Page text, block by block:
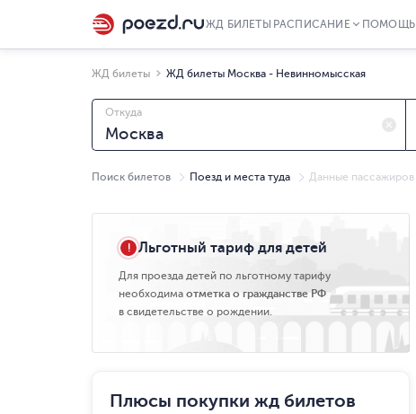
ЖД БИЛЕТЫ РАСПИСАНИЕ ПОМОЩЬ
ЖД билеты ЖД билеты Москва - Невинномысская
Откуда
Поиск билетов Поезд и места туда Данные пассажиров
Льготный тариф для детей
Для проезда детей по льготному тарифу
необходима отметка о гражданстве РФ
в свидетельстве о рождении.
Плюсы покупки жд билетов